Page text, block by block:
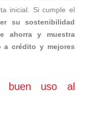
inicial. Si cumple el
su sostenibilidad
ahorra y muestra
a crédito y mejores
buen uso al